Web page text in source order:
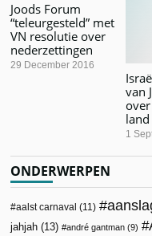
Joods Forum
“teleurgesteld” met
VN resolutie over
nederzettingen
29 December 2016
van
1
ONDERWERPEN
aalst carnaval (11)
jahjah (13) andré gantman (9)